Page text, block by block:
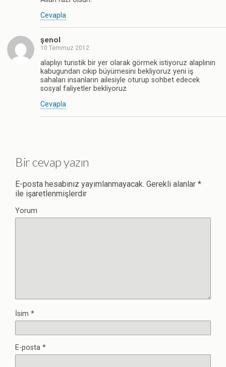
Cevapla
şenol
10 Temmuz 2012
alaplıyı turistik bir yer olarak görmek istiyoruz alaplının
kabugundan cıkıp büyümesini bekliyoruz yeni iş
sahaları insanların ailesiyle oturup sohbet edecek
sosyal faliyetler bekliyoruz
Cevapla
Bir cevap yazın
E-posta hesabınız yayımlanmayacak. Gerekli alanlar *
ile işaretlenmişlerdir
Yorum
İsim *
E-posta *